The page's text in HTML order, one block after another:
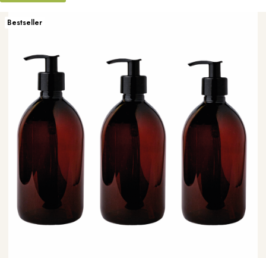
Bestseller